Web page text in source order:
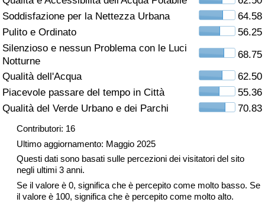
Soddisfazione per la Nettezza Urbana
64.58
Pulito e Ordinato
56.25
Silenzioso e nessun Problema con le Luci
Notturne
68.75
Qualità dell'Acqua
62.50
Piacevole passare del tempo in Città
55.36
Qualità del Verde Urbano e dei Parchi
70.83
Contributori: 16
Ultimo aggiornamento: Maggio 2025
Questi dati sono basati sulle percezioni dei visitatori del sito
negli ultimi 3 anni.
Se il valore è 0, significa che è percepito come molto basso. Se
il valore è 100, significa che è percepito come molto alto.
Indice di inquinamento
Indice dell’Inquinamento per Nazione
Traffico
Indice del Traffico
Indice del traffico (Corrente)
Indice del traffico per Nazione